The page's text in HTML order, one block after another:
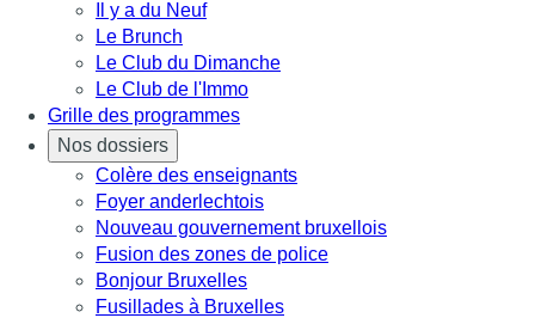
Il y a du Neuf
Le Brunch
Le Club du Dimanche
Le Club de l'Immo
Grille des programmes
Nos dossiers
Colère des enseignants
Foyer anderlechtois
Nouveau gouvernement bruxellois
Fusion des zones de police
Bonjour Bruxelles
Fusillades à Bruxelles